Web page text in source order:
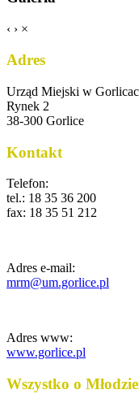
‹ › ×
Adres
Urząd Miejski w
Rynek 2
38-300 Gorlice
Kontakt
Telefon:
tel.: 18 35 36 200
fax: 18 35 51 212
Adres e-mail:
mrm@um.gorlice.pl
Adres www:
www.gorlice.pl
Wszystko o